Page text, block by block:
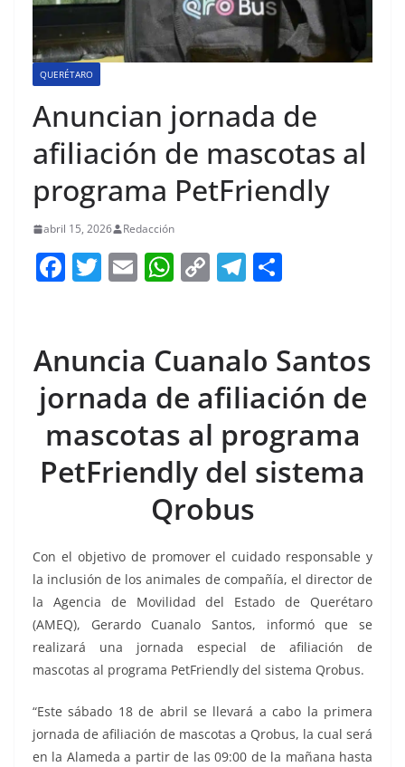
QUERÉTARO
Anuncian jornada de
afiliación de mascotas al
programa PetFriendly
abril 15, 2026 Redacción
F
e
b
o
o
k
T
er
E
l
W
s
A
p
p
C
y
Li
n
k
T
gr
a
m
e
Anuncia Cuanalo Santos
jornada de afiliación de
mascotas al programa
PetFriendly del sistema
Qrobus
Con el objetivo de promover el cuidado responsable y
la inclusión de los animales de compañía, el director de
la Agencia de Movilidad del Estado de Querétaro
(AMEQ), Gerardo Cuanalo Santos, informó que se
realizará una jornada especial de afiliación de
mascotas al programa PetFriendly del sistema Qrobus.
“Este sábado 18 de abril se llevará a cabo la primera
jornada de afiliación de mascotas a Qrobus, la cual será
en la Alameda a partir de las 09:00 de la mañana hasta